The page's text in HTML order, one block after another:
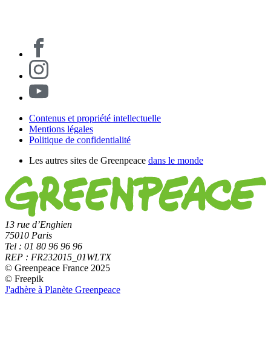
Contenus et propriété intellectuelle
Mentions légales
Politique de confidentialité
Les autres sites de Greenpeace dans le monde
13 rue d’Enghien
75010 Paris
Tel : 01 80 96 96 96
REP : FR232015_01WLTX
© Greenpeace France 2025
© Freepik
J'adhère à Planète Greenpeace